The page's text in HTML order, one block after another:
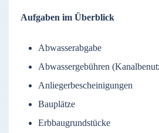
Aufgaben im Überblick
Abwasserabgabe
Abwassergebühren
Anliegerbescheinigungen
Bauplätze
Erbbaugrundstücke